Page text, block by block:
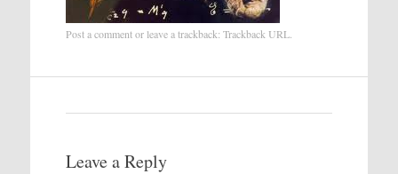
Post a commentor leave a trackback: Trackback URL.
Leave a Reply